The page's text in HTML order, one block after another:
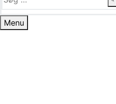
efter:
Menu